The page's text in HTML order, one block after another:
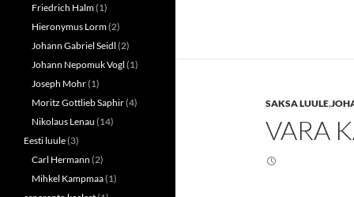
h
o
T
w
h
o
F
a
SAKSA LUULE,
VARA
Friedrich Halm(1)
Hieronymus Lorm(2)
Johann Gabriel Seidl (2)
Johann Nepomuk Vogl (1)
Joseph Mohr(1)
Moritz Gottlieb Saphir(4)
Nikolaus Lenau (14)
Eesti luule(3)
Carl Hermann (2)
Mihkel Kampmaa(1)